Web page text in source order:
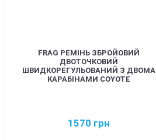
FRAG РЕМІНЬ ЗБРОЙОВИЙ
ДВОТОЧКОВИЙ
ШВИДКОРЕГУЛЬОВАНИЙ З ДВОМА
КАРАБІНАМИ COYOTE
1570 грн